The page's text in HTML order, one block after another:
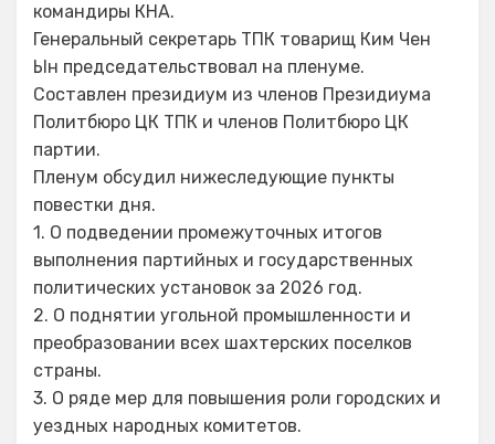
командиры КНА.
Генеральный секретарь ТПК товарищ Ким Чен
Ын председательствовал на пленуме.
Составлен президиум из членов Президиума
Политбюро ЦК ТПК и членов Политбюро ЦК
партии.
Пленум обсудил нижеследующие пункты
повестки дня.
1. О подведении промежуточных итогов
выполнения партийных и государственных
политических установок за 2026 год.
2. О поднятии угольной промышленности и
преобразовании всех шахтерских поселков
страны.
3. О ряде мер для повышения роли городских и
уездных народных комитетов.